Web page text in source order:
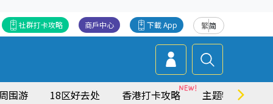
繁简
下載 App
商戶中心
社群打卡攻略
周围游 18区好去处 香港打卡攻略 主题特集